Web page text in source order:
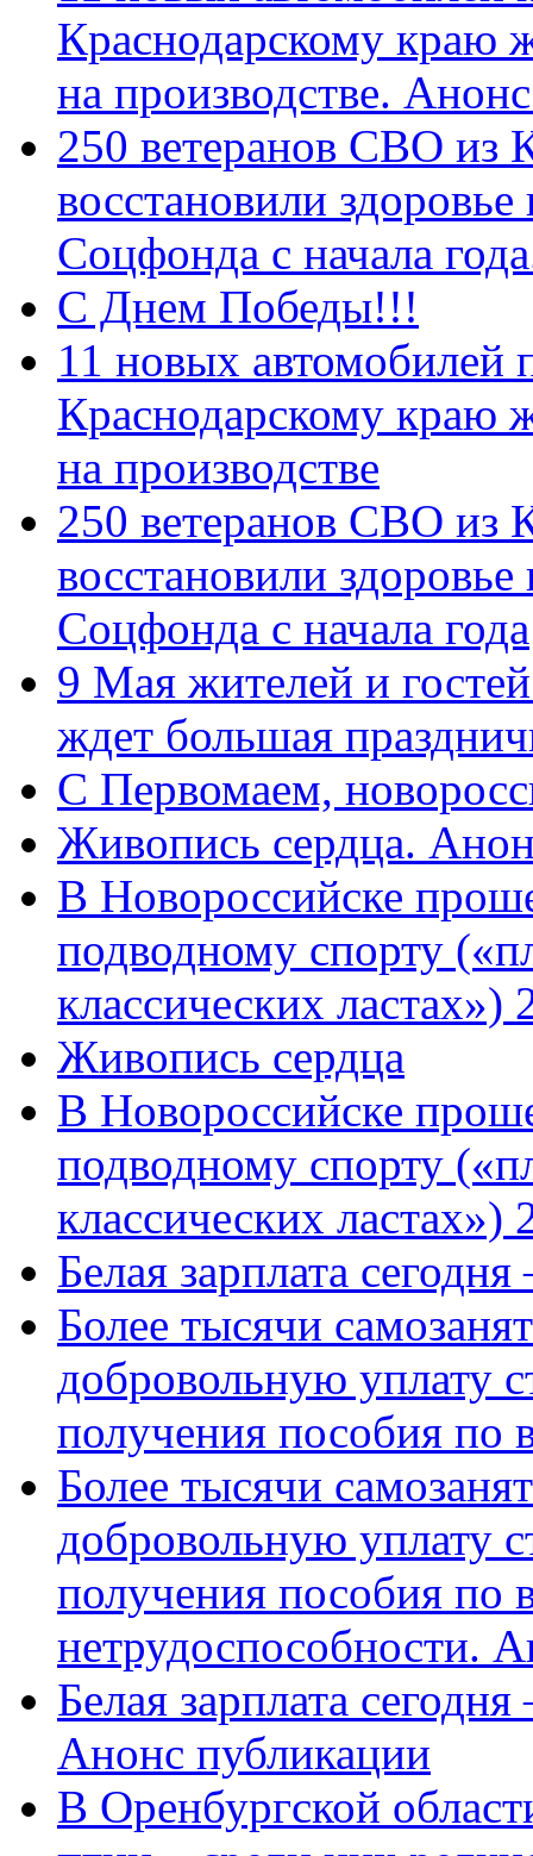
Краснодарскому краю
на производстве.
250 ветеранов СВО из
восстановили
Соцфонда с начала
С Днем Победы!!!
11 новых автомобилей
Краснодарскому краю
на производстве
250 ветеранов СВО из
восстановили
Соцфонда с начала года
9 Мая жителей и
ждет большая
C Первомаем,
Живопись сердца.
В Новороссийске
подводному спорту
классических
Живопись сердца
В Новороссийске
подводному спорту
классических ластах»)
Белая зарплата
Более тысячи
добровольную уплату
получения пособия по
Более тысячи
добровольную уплату
получения пособия по
нетрудоспособности.
Белая зарплата
Анонс публикации
В Оренбургской